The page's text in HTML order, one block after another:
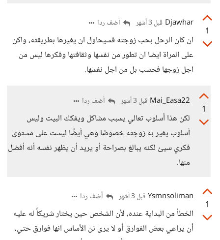
1
Djawhar قبل 3 أشهر أضف ردا
ان كان الرحل بحب زوجته فسيحاول ان يغيرها بطريقته، واكن
على المراة ايضا ان تطور من نفسها وثقافتها وفكرها ليس من
اجل زوجها فحسب بل من اجل نفسها.
1
Mai_Easa22 قبل 3 أشهر أضف ردا
لكن هذا أسلوب تعالي يسبب مشاكل ويفكك البيت وليس
أسلوب يغير به زوجته خصوصًا وهي أيضًا ليست على مستوى
فكري سيئ لكنه يبالغ بصراحة أو يريد أن يظهر نفسه أنه أفضل
منها.
1
Ysmnsoliman قبل 3 أشهر أضف ردا
الخطأ من البداية عنده، لأن الشخص حين يختار شريكاً له عليه
أن يراعي بعض الفوارق أو لا يرى نن الأساس انها فوارق حتي،